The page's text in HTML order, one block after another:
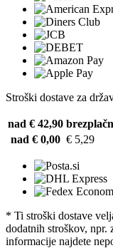
Stroški dostave za
nad € 42,90
nad € 0,00 € 5,29
* Ti stroški dostave
dodatnih stroškov, npr.
informacije najdete